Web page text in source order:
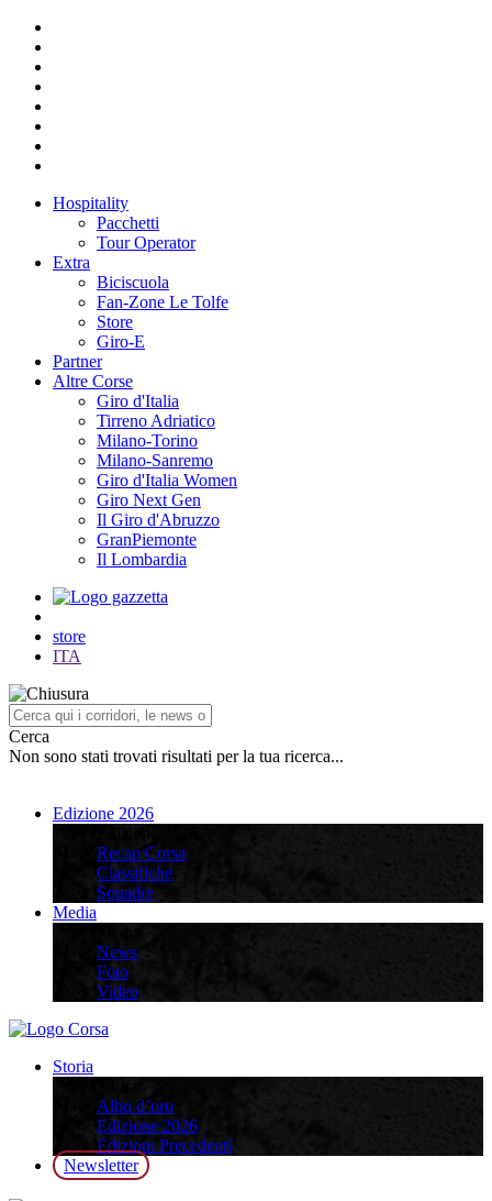
Hospitality
Pacchetti
Tour Operator
Extra
Biciscuola
Fan-Zone Le Tolfe
Store
Giro-E
Partner
Altre Corse
Giro d'Italia
Tirreno Adriatico
Milano-Torino
Milano-Sanremo
Giro d'Italia Women
Giro Next Gen
Il Giro d'Abruzzo
GranPiemonte
Il Lombardia
store
ITA
Cerca
Non sono stati trovati risultati per la tua ricerca...
Edizione 2026
Recap Corsa
Classifiche
Squadre
Media
News
Foto
Video
Storia
Albo d’oro
Edizione 2026
Edizioni Precedenti
Newsletter